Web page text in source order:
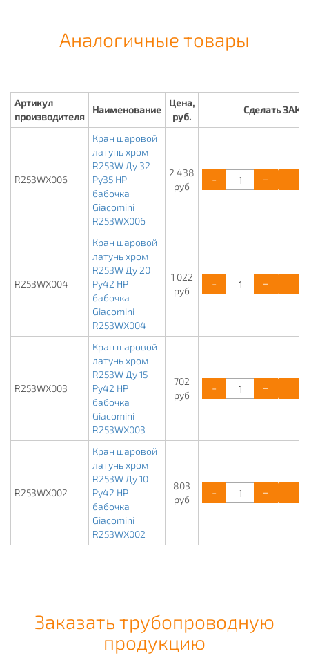
Аналогичные товары
Артикул
производителя
Наименование
Цена,
руб.
Сделать
R253WX006
Кран шаровой
латунь хром
R253W Ду 32
Ру35 НР
бабочка
Giacomini
R253WX006
2 438
руб
- +
R253WX004
Кран шаровой
латунь хром
R253W Ду 20
Ру42 НР
бабочка
Giacomini
R253WX004
1 022
руб
- +
R253WX003
Кран шаровой
латунь хром
R253W Ду 15
Ру42 НР
бабочка
Giacomini
R253WX003
702
руб
- +
R253WX002
Кран шаровой
латунь хром
R253W Ду 10
Ру42 НР
бабочка
Giacomini
R253WX002
803
руб
- +
Заказать трубопроводную
продукцию